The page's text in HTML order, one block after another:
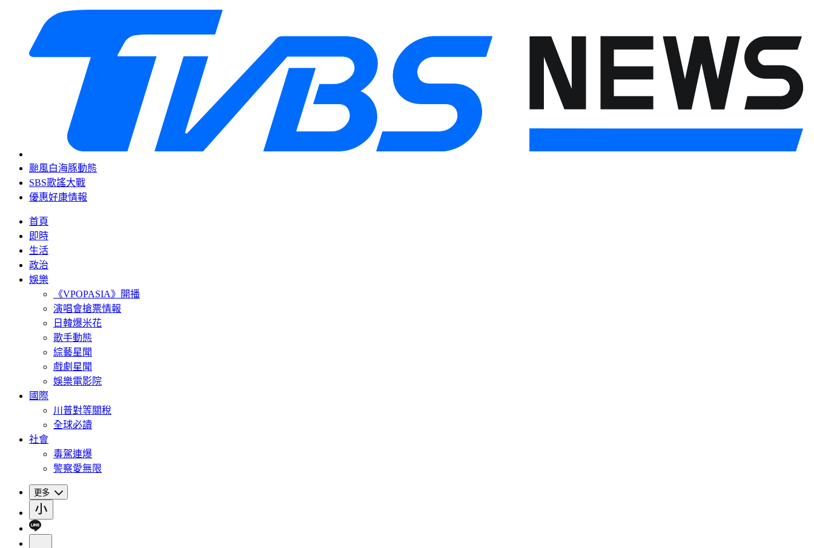
颱風白海豚動態
SBS歌謠大戰
優惠好康情報
首頁
即時
生活
政治
娛樂
《VPOPASIA》開播
演唱會搶票情報
日韓爆米花
歌手動態
綜藝星聞
戲劇星聞
娛樂電影院
國際
川普對等關稅
全球必讀
社會
毒駕連爆
警察愛無限
更多